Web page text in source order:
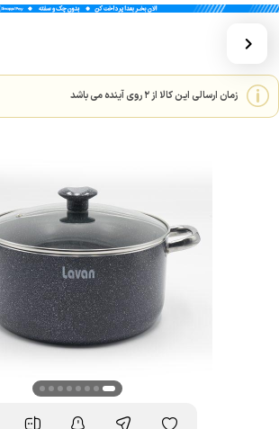
زمان ارسالی این کالا از 2 روی آینده می باشد